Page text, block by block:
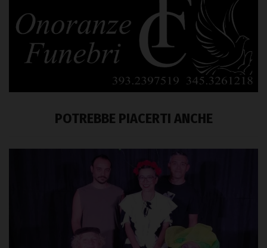
POTREBBE PIACERTI ANCHE